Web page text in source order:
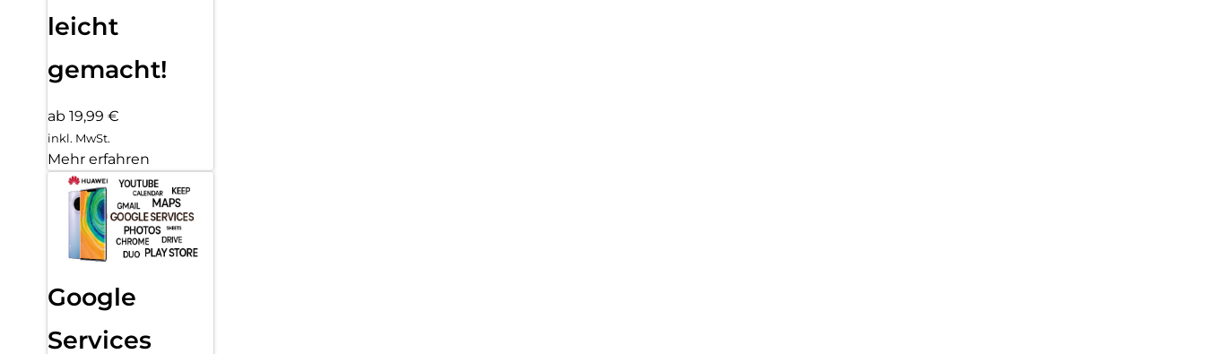
leicht
gemacht!
ab 19,99 €
inkl. MwSt.
Mehr erfahren
Google
Services